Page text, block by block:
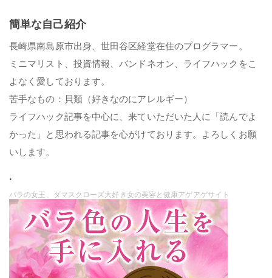
簡単な自己紹介
長崎県南島原市出身、世田谷区経堂在住のプログラマー。
ミニマリスト、投資情報、バンドネオン、ライフハックをこ
よなく愛しております。
苦手なもの：貝類（好きなのにアレルギー）
ライフハック記事を中心に、来ていただいた人に「読んでよ
かった」と思われる記事を心がけております。よろしくお願
いします。
.
バラの女王、ダマスクローズ大好き女の美容と健康アゲアゲサイト